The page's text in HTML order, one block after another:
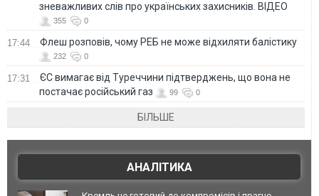
зневажливих слів про українських захисників. ВІДЕО
355 0
17:44 Флеш розповів, чому РЕБ не може відхиляти балістику
232 0
17:31
ЄС вимагає від Туреччини підтверджень, що вона не
постачає російський газ
99 0
БІЛЬШЕ
АНАЛІТИКА